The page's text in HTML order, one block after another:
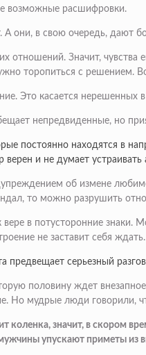
возможные расшифровки.
А они, в свою очередь, дают
отношений. Значит,
торопиться с решением.
Это касается
непредвиденные, но
постоянно находятся в
и не думает устраивать
об измене
то можно разрушить
в потусторонние
не заставит себя ждать.
предвещает серьезный
половину ждет
Но мудрые люди говорили,
значит, в скором
упускают приметы из